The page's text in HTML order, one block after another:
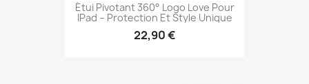
Étui Pivotant 360° Logo Love Pour
IPad – Protection Et Style Unique
22,90 €